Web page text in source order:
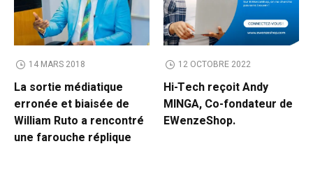
14 MARS 2018
La sortie médiatique
erronée et biaisée de
William Ruto a rencontré
une farouche réplique
12 OCTOBRE 2022
Hi-Tech reçoit Andy
MINGA, Co-fondateur de
EWenzeShop.